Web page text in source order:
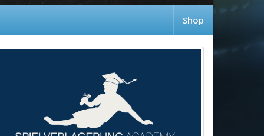
Shop